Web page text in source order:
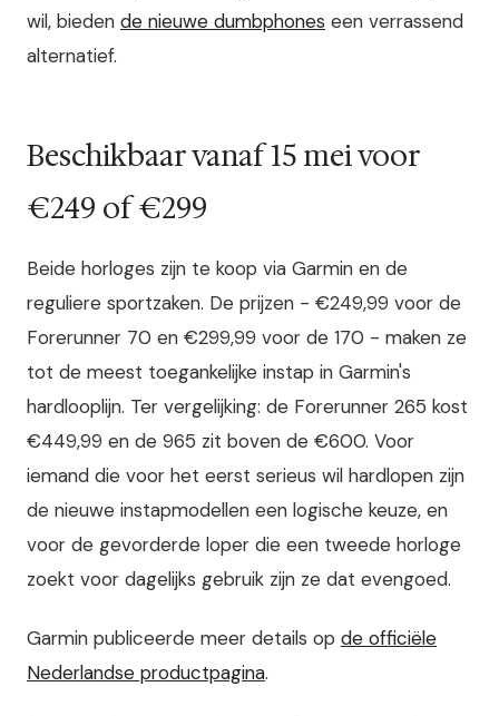
wil, bieden de nieuwe dumbphones een verrassend
alternatief.
Beschikbaar vanaf 15 mei voor
€249 of €299
Beide horloges zijn te koop via Garmin en de
reguliere sportzaken. De prijzen - €249,99 voor de
Forerunner 70 en €299,99 voor de 170 - maken ze
tot de meest toegankelijke instap in Garmin's
hardlooplijn. Ter vergelijking: de Forerunner 265 kost
€449,99 en de 965 zit boven de €600. Voor
iemand die voor het eerst serieus wil hardlopen zijn
de nieuwe instapmodellen een logische keuze, en
voor de gevorderde loper die een tweede horloge
zoekt voor dagelijks gebruik zijn ze dat evengoed.
Garmin publiceerde meer details op de officiële
Nederlandse productpagina.